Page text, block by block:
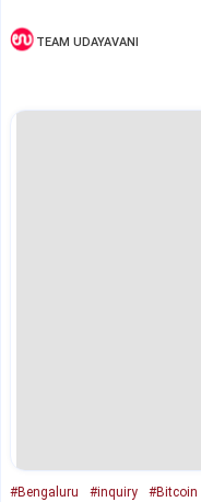
TEAM UDAYAVANI
#Bengaluru #inquiry #Bitcoin